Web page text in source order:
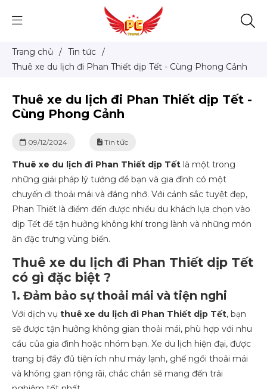
Trang chủ / Tin tức /
Thuê xe du lịch đi Phan Thiết dịp Tết - Cùng Phong Cảnh
Thuê xe du lịch đi Phan Thiết dịp Tết -
Cùng Phong Cảnh
09/12/2024 Tin tức
Thuê xe du lịch đi Phan Thiết dịp Tết là một trong
những giải pháp lý tưởng để bạn và gia đình có một
chuyến đi thoải mái và đáng nhớ. Với cảnh sắc tuyệt đẹp,
Phan Thiết là điểm đến được nhiều du khách lựa chọn vào
dịp Tết để tận hưởng không khí trong lành và những món
ăn đặc trưng vùng biển.
Thuê xe du lịch đi Phan Thiết dịp Tết
có gì đặc biệt ?
1. Đảm bảo sự thoải mái và tiện nghi
Với dịch vụ thuê xe du lịch đi Phan Thiết dịp Tết, bạn
sẽ được tận hưởng không gian thoải mái, phù hợp với nhu
cầu của gia đình hoặc nhóm bạn. Xe du lịch hiện đại, được
trang bị đầy đủ tiện ích như máy lạnh, ghế ngồi thoải mái
và không gian rộng rãi, chắc chắn sẽ mang đến trải